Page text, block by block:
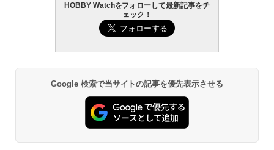
HOBBY Watchをフォローして最新記事をチ
ェック！
Google 検索で当サイトの記事を優先表示させる